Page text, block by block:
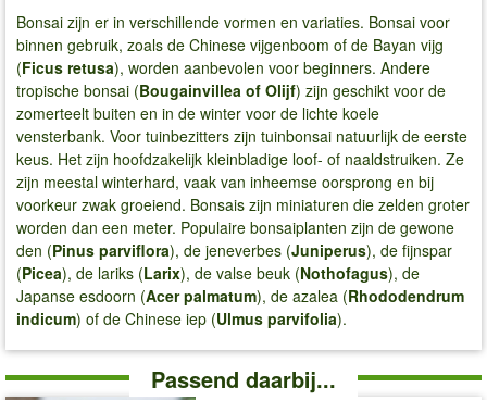
Bonsai zijn er in verschillende vormen en variaties. Bonsai voor
binnen gebruik, zoals de Chinese vijgenboom of de Bayan vijg
(Ficus retusa), worden aanbevolen voor beginners. Andere
tropische bonsai (Bougainvillea of Olijf) zijn geschikt voor de
zomerteelt buiten en in de winter voor de lichte koele
vensterbank. Voor tuinbezitters zijn tuinbonsai natuurlijk de eerste
keus. Het zijn hoofdzakelijk kleinbladige loof- of naaldstruiken. Ze
zijn meestal winterhard, vaak van inheemse oorsprong en bij
voorkeur zwak groeiend. Bonsais zijn miniaturen die zelden groter
worden dan een meter. Populaire bonsaiplanten zijn de gewone
den (Pinus parviflora), de jeneverbes (Juniperus), de fijnspar
(Picea), de lariks (Larix), de valse beuk (Nothofagus), de
Japanse esdoorn (Acer palmatum), de azalea (Rhododendrum
indicum) of de Chinese iep (Ulmus parvifolia).
Passend daarbij...